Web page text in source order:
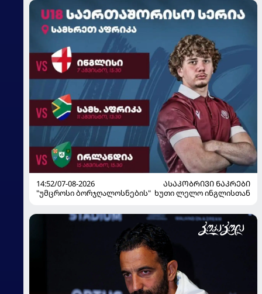
14:52/07-08-2026
ᲐᲡᲐᲙᲝᲑᲠᲘᲕᲘ ᲜᲐᲙᲠᲔᲑᲘ
"უმცროსი ბორჯღალოსნების" ხუთი ლელო ინგლისთან